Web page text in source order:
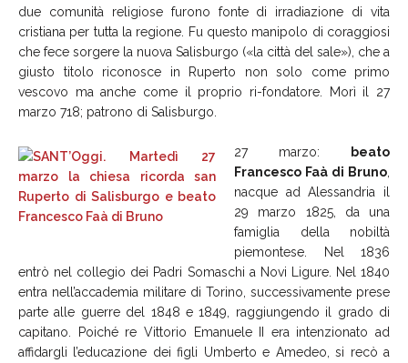
due comunità religiose furono fonte di irradiazione di vita
cristiana per tutta la regione. Fu questo manipolo di coraggiosi
che fece sorgere la nuova Salisburgo («la città del sale»), che a
giusto titolo riconosce in Ruperto non solo come primo
vescovo ma anche come il proprio ri-fondatore. Morì il 27
marzo 718; patrono di Salisburgo.
27 marzo: beato
Francesco Faà di Bruno
nacque ad Alessandria il
29 marzo 1825, da una
famiglia della nobiltà
piemontese. Nel 1836
entrò nel collegio dei Padri Somaschi a Novi Ligure. Nel 1840
entra nell’accademia militare di Torino, successivamente prese
parte alle guerre del 1848 e 1849, raggiungendo il grado di
capitano. Poiché re Vittorio Emanuele II era intenzionato ad
affidargli l’educazione dei figli Umberto e Amedeo, si recò a